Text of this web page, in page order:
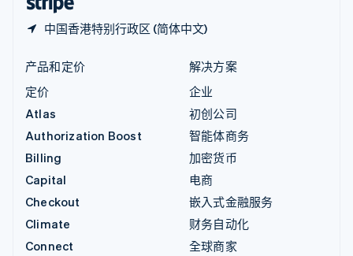
中国香港特别行政区 (简体中文)
产品和定价
定价
Atlas
Authorization Boost
Billing
Capital
Checkout
Climate
Connect
解决方案
企业
初创公司
智能体商务
加密货币
电商
嵌入式金融服务
财务自动化
全球商家